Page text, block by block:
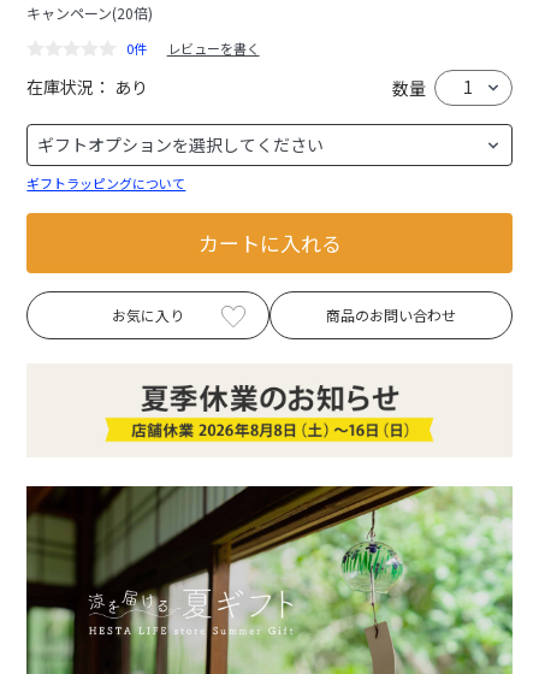
キャンペーン(20倍)
0件 レビューを書く
在庫状況： あり 数量
ギフトラッピングについて
カートに入れる
お気に入り 商品のお問い合わせ